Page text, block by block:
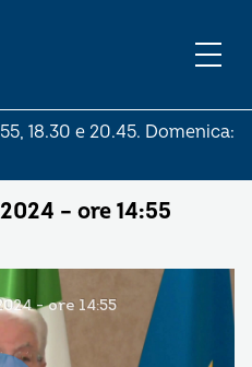
18.30 e 20.45. Domenica:
– ore 14:55